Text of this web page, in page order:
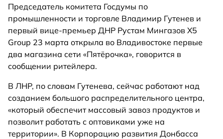
Председатель комитета Госдумы по
промышленности и торговле Владимир Гутенев и
первый вице-премьер ДНР Рустам Мингазов X5
Group 23 марта открыла во Владивостоке первые
два магазина сети «Пятёрочка», говорится в
сообщении ритейлера.
В ЛНР, по словам Гутенева, сейчас работают над
созданием большого распределительного центра,
«который обеспечит массовый завоз продуктов и
позволит работать с оптовиками уже на
территории». В Корпорацию развития Донбасса